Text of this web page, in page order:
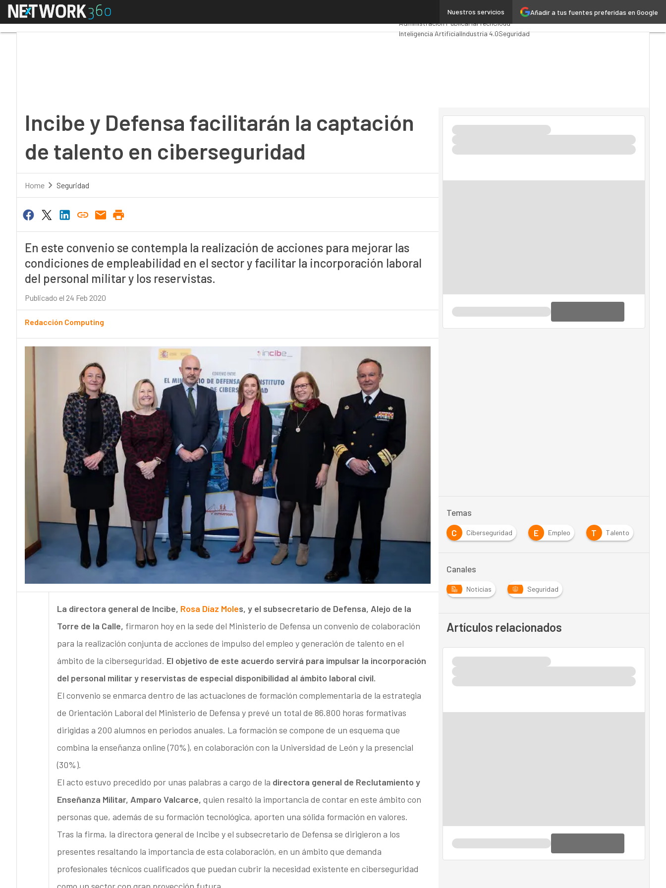
Añadir a tus fuentes preferidas en Google
Nuestros servicios
Menú Premios ComputingAnalytics
Administración PúblicaMarTechCloud
Inteligencia ArtificialIndustria 4.0Seguridad
Incibe y Defensa facilitarán la captación
de talento en ciberseguridad
Home Seguridad
En este convenio se contempla la realización de acciones para mejorar las
condiciones de empleabilidad en el sector y facilitar la incorporación laboral
del personal militar y los reservistas.
Publicado el 24 Feb 2020
Redacción Computing
La directora general de Incibe, Rosa Díaz Moles, y el subsecretario de Defensa, Alejo de la
Torre de la Calle, firmaron hoy en la sede del Ministerio de Defensa un convenio de colaboración
para la realización conjunta de acciones de impulso del empleo y generación de talento en el
ámbito de la ciberseguridad. El objetivo de este acuerdo servirá para impulsar la incorporación
del personal militar y reservistas de especial disponibilidad al ámbito laboral civil.
El convenio se enmarca dentro de las actuaciones de formación complementaria de la estrategia
de Orientación Laboral del Ministerio de Defensa y prevé un total de 86.800 horas formativas
dirigidas a 200 alumnos en periodos anuales. La formación se compone de un esquema que
combina la enseñanza online (70%), en colaboración con la Universidad de León y la presencial
(30%).
El acto estuvo precedido por unas palabras a cargo de la directora general de Reclutamiento y
Enseñanza Militar, Amparo Valcarce, quien resaltó la importancia de contar en este ámbito con
personas que, además de su formación tecnológica, aporten una sólida formación en valores.
Tras la firma, la directora general de Incibe y el subsecretario de Defensa se dirigieron a los
presentes resaltando la importancia de esta colaboración, en un ámbito que demanda
profesionales técnicos cualificados que puedan cubrir la necesidad existente en ciberseguridad
Temas
C
Ciberseguridad E Empleo T Talento
Canales
Noticias Seguridad
Artículos relacionados